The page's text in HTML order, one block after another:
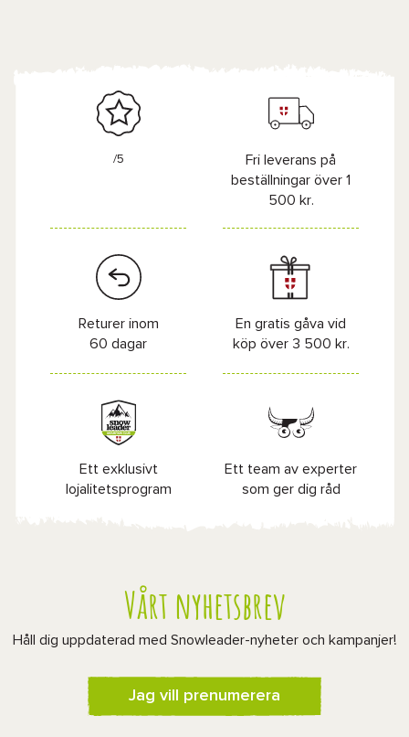
/5
Fri leverans på
beställningar över 1
500 kr.
Returer inom
60 dagar
En gratis gåva vid
köp över 3 500 kr.
Ett exklusivt
lojalitetsprogram
Ett team av experter
som ger dig råd
Vårt nyhetsbrev
Håll dig uppdaterad med Snowleader-nyheter och kampanjer!
Jag vill prenumerera